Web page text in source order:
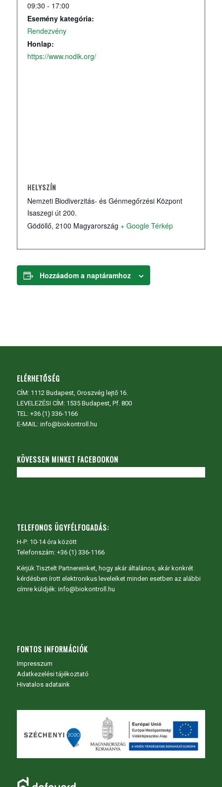
09:30 - 17:00
Esemény kategória:
Rendezvény
Honlap:
https://www.nodik.org/
HELYSZÍN
Nemzeti Biodiverzitás- és Génmegőrzési Központ
Isaszegi út 200.
Gödöllő, 2100 Magyarország + Google Térkép
Hozzáadom a naptáramhoz
ELÉRHETŐSÉG
CÍM: 1112 Budapest, Oroszvég lejtő 16.
LEVELEZÉSI CÍM: 1535 Budapest, Pf. 800
TEL: +36 (1) 336-1166
E-MAIL: info@biokontroll.hu
KÖVESSEN MINKET FACEBOOKON
TELEFONOS ÜGYFÉLFOGADÁS:
H-P: 10-14 óra között
Telefonszám: +36 (1) 336-1166
Kérjük Tisztelt Partnereinket, hogy akár általános, akár konkrét
kérdésben írott elektronikus leveleiket minden esetben az alábbi
címre küldjék: info@biokontroll.hu
FONTOS INFORMÁCIÓK
Impresszum
Adatkezelési tájékoztató
Hivatalos adataink